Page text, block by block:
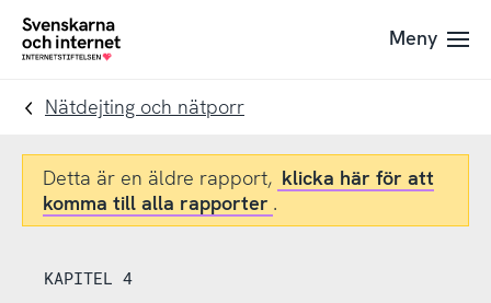
Till
navigation
Till
innehåll
To
Meny
Nätdejting och nätporr
Detta är en äldre rapport, klicka här för att
komma till alla rapporter .
KAPITEL 4